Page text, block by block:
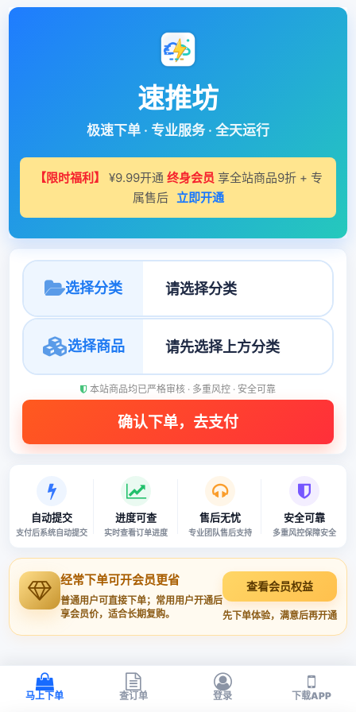
速推坊
极速下单 · 专业服务 · 全天运行
【限时福利】 ¥9.99开通 终身会员 享全站商品9折 + 专
属售后 立即开通
选择分类
选择商品
本站商品均已严格审核 · 多重风控 · 安全可靠
自动提交
支付后系统自动提交
进度可查
实时查看订单进度
售后无忧
专业团队售后支持
安全可靠
多重风控保障安全
经常下单可开会员更省
普通用户可直接下单；常用用户开通后
享会员价，适合长期复购。
查看会员权益
先下单体验，满意后再开通
马上下单 查订单 登录 下载APP